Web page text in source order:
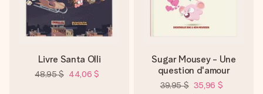
Créez quelque chose d’unique en quelques étapes – avec
son prénom, votre photo ou un message qui touche le cœur.
Sans complications, juste tout l’amour pour le moment idéal.
Livre Santa Olli
48,95 $ 44,06 $
Sugar Mousey - Une
question d'amour
39,95 $ 35,96 $